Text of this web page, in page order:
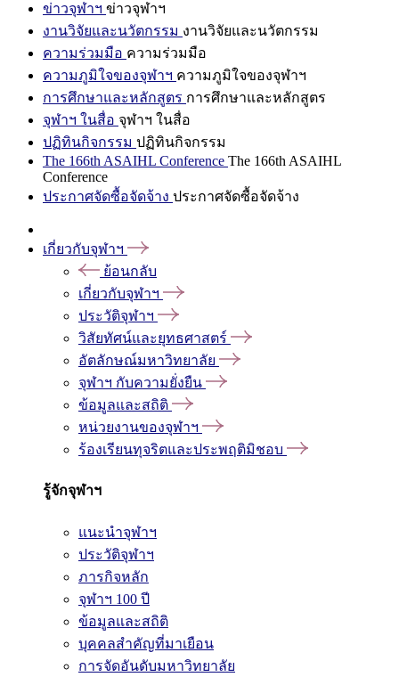
ข่าวจุฬาฯ ข่าวจุฬาฯ
งานวิจัยและนวัตกรรม งานวิจัยและนวัตกรรม
ความร่วมมือ ความร่วมมือ
ความภูมิใจของจุฬาฯ ความภูมิใจของจุฬาฯ
การศึกษาและหลักสูตร การศึกษาและหลักสูตร
จุฬาฯ ในสื่อ จุฬาฯ ในสื่อ
ปฏิทินกิจกรรม ปฏิทินกิจกรรม
The 166th ASAIHL Conference The 166th ASAIHL
Conference
ประกาศจัดซื้อจัดจ้าง ประกาศจัดซื้อจัดจ้าง
เกี่ยวกับจุฬาฯ
ย้อนกลับ
เกี่ยวกับจุฬาฯ
ประวัติจุฬาฯ
วิสัยทัศน์และยุทธศาสตร์
อัตลักษณ์มหาวิทยาลัย
จุฬาฯ กับความยั่งยืน
ข้อมูลและสถิติ
หน่วยงานของจุฬาฯ
ร้องเรียนทุจริตและประพฤติมิชอบ
รู้จักจุฬาฯ
แนะนำจุฬาฯ
ประวัติจุฬาฯ
ภารกิจหลัก
จุฬาฯ 100 ปี
ข้อมูลและสถิติ
บุคคลสำคัญที่มาเยือน
การจัดอันดับมหาวิทยาลัย